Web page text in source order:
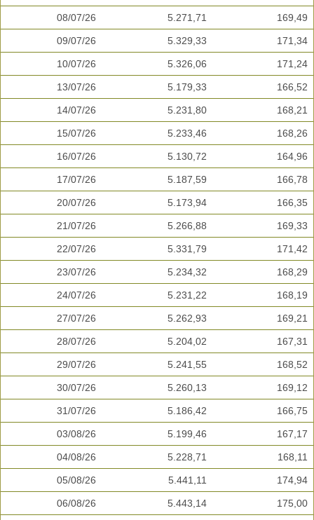
08/07/26 5.271,71 169,49
09/07/26 5.329,33 171,34
10/07/26 5.326,06 171,24
13/07/26 5.179,33 166,52
14/07/26 5.231,80 168,21
15/07/26 5.233,46 168,26
16/07/26 5.130,72 164,96
17/07/26 5.187,59 166,78
20/07/26 5.173,94 166,35
21/07/26 5.266,88 169,33
22/07/26 5.331,79 171,42
23/07/26 5.234,32 168,29
24/07/26 5.231,22 168,19
27/07/26 5.262,93 169,21
28/07/26 5.204,02 167,31
29/07/26 5.241,55 168,52
30/07/26 5.260,13 169,12
31/07/26 5.186,42 166,75
03/08/26 5.199,46 167,17
04/08/26 5.228,71 168,11
05/08/26 5.441,11 174,94
06/08/26 5.443,14 175,00